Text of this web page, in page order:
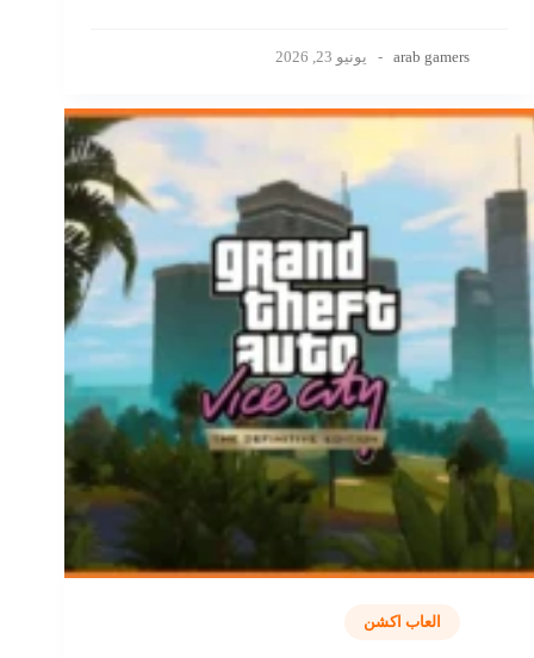
arab gamers يونيو 23, 2026
العاب اكشن